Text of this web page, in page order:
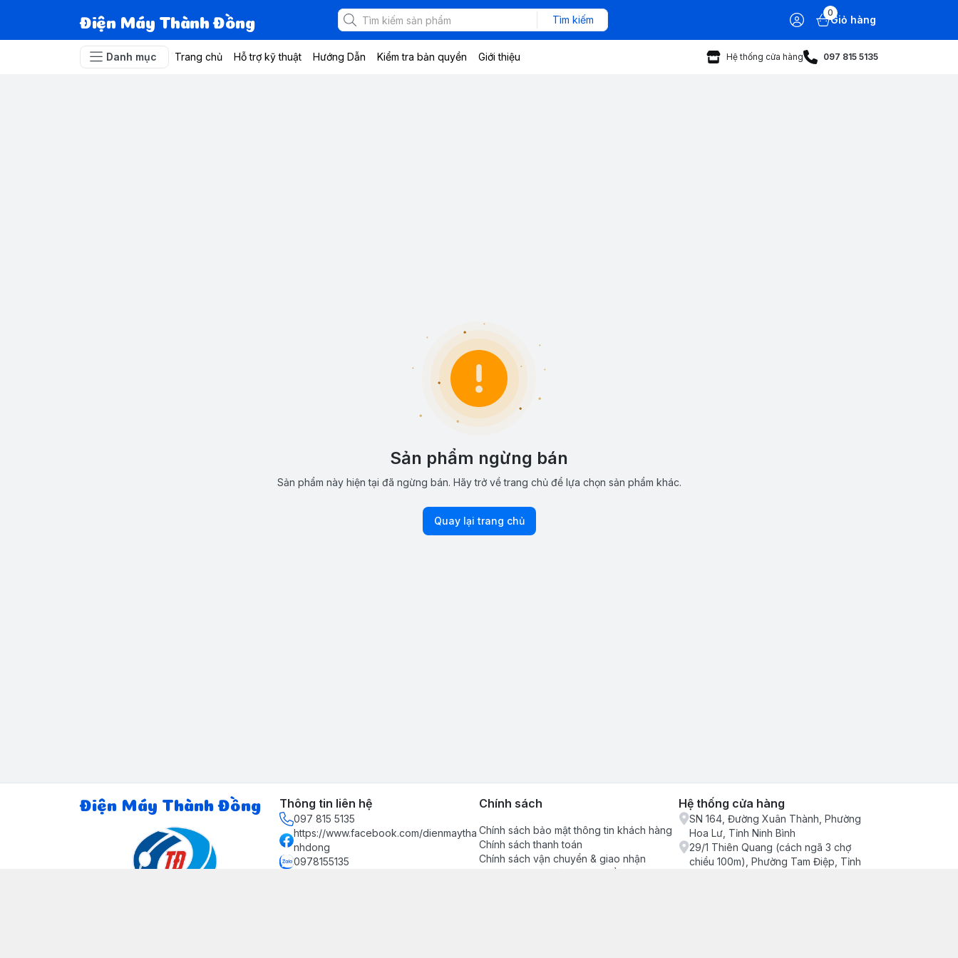
Điện Máy Thành Đồng Tìm kiếm
0
Giỏ hàng
Danh mục Trang chủ Hỗ trợ kỹ thuật Hướng Dẫn Kiểm tra bản quyền Giới thiệu Hệ thống cửa hàng 097 815 5135
Sản phẩm ngừng bán
Sản phẩm này hiện tại đã ngừng bán. Hãy trở về trang chủ để lựa chọn sản phẩm khác.
Quay lại trang chủ
Điện Máy Thành Đồng Thông tin liên hệ
097 815 5135
https://www.facebook.com/dienmaytha
nhdong
0978155135
Chính sách
Chính sách bảo mật thông tin khách hàng
Chính sách thanh toán
Chính sách vận chuyển & giao nhận
Chính sách bảo hành sản phẩm
Hệ thống cửa hàng
SN 164, Đường Xuân Thành, Phường
Hoa Lư, Tỉnh Ninh Bình
29/1 Thiên Quang (cách ngã 3 chợ
chiều 100m), Phường Tam Điệp, Tỉnh